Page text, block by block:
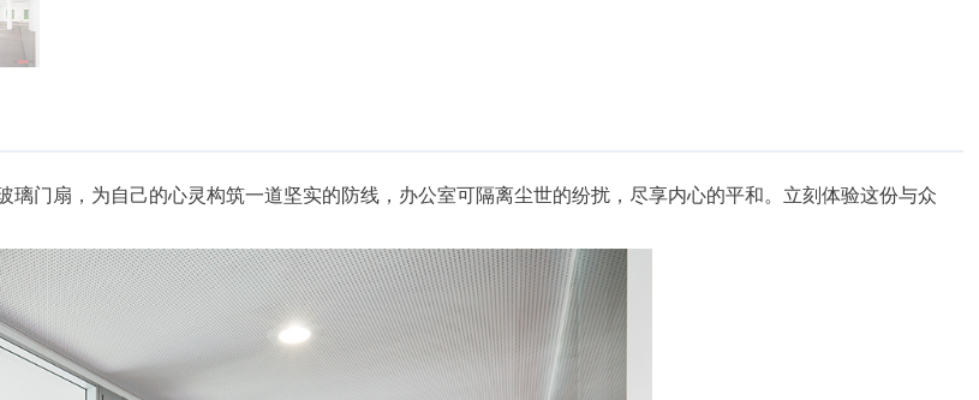
门扇，为自己的心灵构筑一道坚实的防线，办公室可隔离尘世的纷扰，尽享内心的平和。立刻体验这份与众